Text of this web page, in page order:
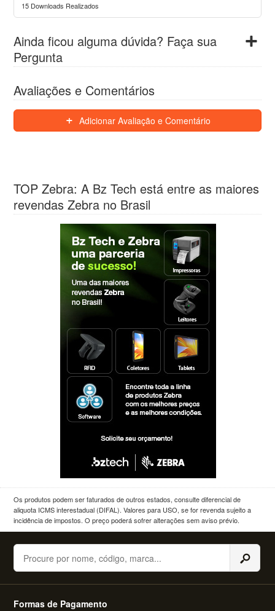
15 Downloads Realizados
Ainda ficou alguma dúvida? Faça sua
Pergunta
Avaliações e Comentários
Adicionar Avaliação e Comentário
TOP Zebra: A Bz Tech está entre as maiores
revendas Zebra no Brasil
Os produtos podem ser faturados de outros estados, consulte diferencial de
aliquota ICMS interestadual (DIFAL). Valores para USO, se for revenda sujeito a
incidência de impostos. O preço poderá sofrer alterações sem aviso prévio.
Buscar
Formas de Pagamento